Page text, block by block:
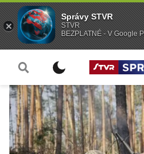
Správy STVR
STVR
BEZPLATNÉ - V Google